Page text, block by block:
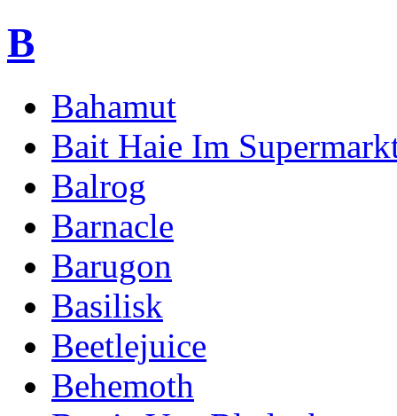
B
Bahamut
Bait Haie Im
Balrog
Barnacle
Barugon
Basilisk
Beetlejuice
Behemoth